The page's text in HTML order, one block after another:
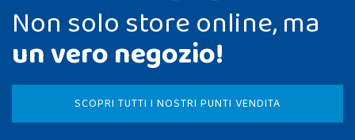
Non solo store online, ma
un vero negozio!
SCOPRI TUTTI I NOSTRI PUNTI VENDITA